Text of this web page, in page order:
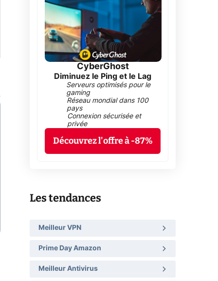
CyberGhost
Diminuez le Ping et le Lag
Serveurs optimisés pour le
gaming
Réseau mondial dans 100
pays
Connexion sécurisée et
privée
Découvrez l'offre à -87%
Les tendances
Meilleur VPN
Prime Day Amazon
Meilleur Antivirus